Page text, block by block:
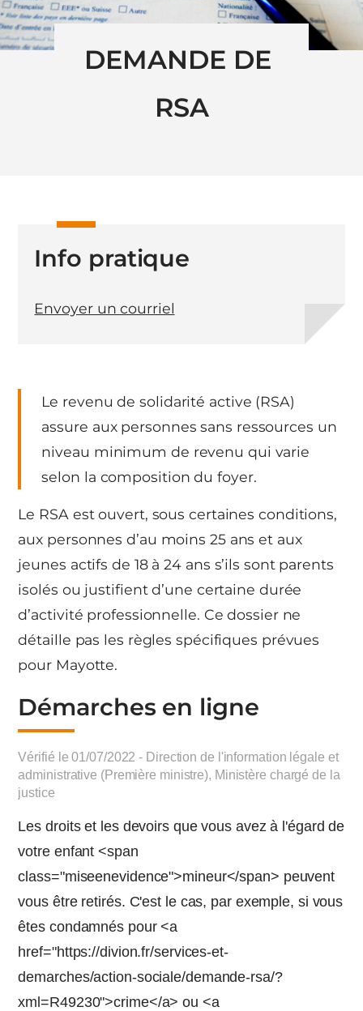
DEMANDE DE
RSA
Le revenu de solidarité active (RSA)
assure aux personnes sans ressources un
niveau minimum de revenu qui varie
selon la composition du foyer.
Le RSA est ouvert, sous certaines conditions,
aux personnes d’au moins 25 ans et aux
jeunes actifs de 18 à 24 ans s’ils sont parents
isolés ou justifient d’une certaine durée
d’activité professionnelle. Ce dossier ne
détaille pas les règles spécifiques prévues
pour Mayotte.
Démarches en ligne
Vérifié le 01/07/2022 - Direction de l'information légale et
administrative (Première ministre), Ministère chargé de la
justice
Les droits et les devoirs que vous avez à l'égard de
votre enfant <span
class="miseenevidence">mineur</span> peuvent
vous être retirés. C'est le cas, par exemple, si vous
êtes condamnés pour <a
href="https://divion.fr/services-et-
demarches/action-sociale/demande-rsa/?
xml=R49230">crime</a> ou <a
Info pratique
Envoyer un courriel